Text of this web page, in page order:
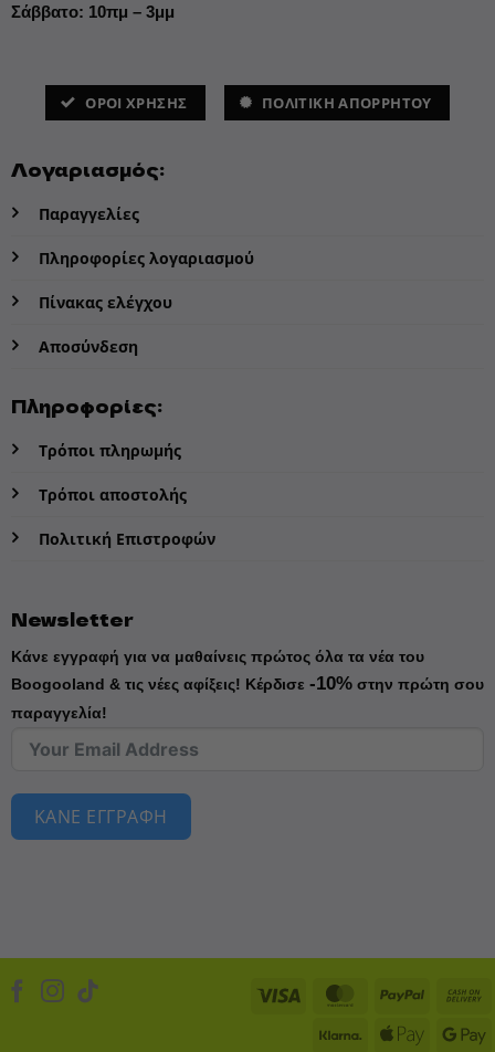
Σάββατο: 10πμ – 3μμ
ΌΡΟΙ ΧΡΗΣΗΣ ΠΟΛΙΤΙΚΗ ΑΠΟΡΡΗΤΟΥ
Λογαριασμός:
Παραγγελίες
Πληροφορίες λογαριασμού
Πίνακας ελέγχου
Αποσύνδεση
Πληροφορίες:
Τρόποι πληρωμής
Τρόποι αποστολής
Πολιτική Επιστροφών
Newsletter
Κάνε εγγραφή για να μαθαίνεις πρώτος όλα τα νέα του
Boogooland & τις νέες αφίξεις! Κέρδισε -10%στην πρώτη σου
παραγγελία!
ΚΑΝΕ ΕΓΓΡΑΦΗ
Visa MasterCard
PayPal
KlarnaApple